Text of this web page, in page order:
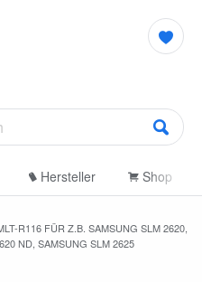
Hersteller Shop
R116 FÜR Z.B. SAMSUNG SLM 2620,
ND, SAMSUNG SLM 2625